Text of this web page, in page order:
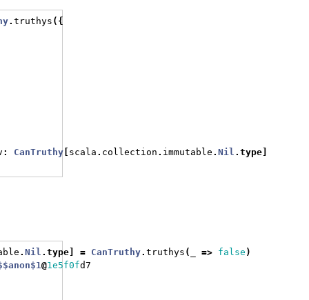
.truthys ({
: CanTruthy scala . collection . immutable .Nil .type
.Nil .type = CanTruthy.truthys ( _ => false )
@1e5f0fd7